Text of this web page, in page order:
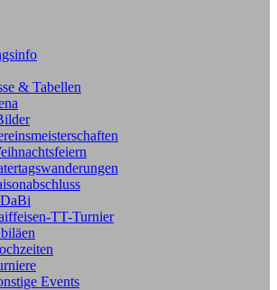
& Tabellen
TT-Turnier
Events